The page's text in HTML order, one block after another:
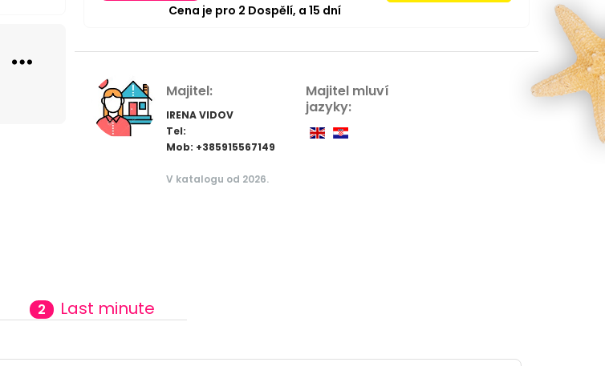
Cena je pro 2 Dospělí, a15 dní
Majitel:
IRENA VIDOV
Tel:
Mob: +385915567149
V katalogu od 2026.
Majitel mluví
jazyky:
2 Last minute